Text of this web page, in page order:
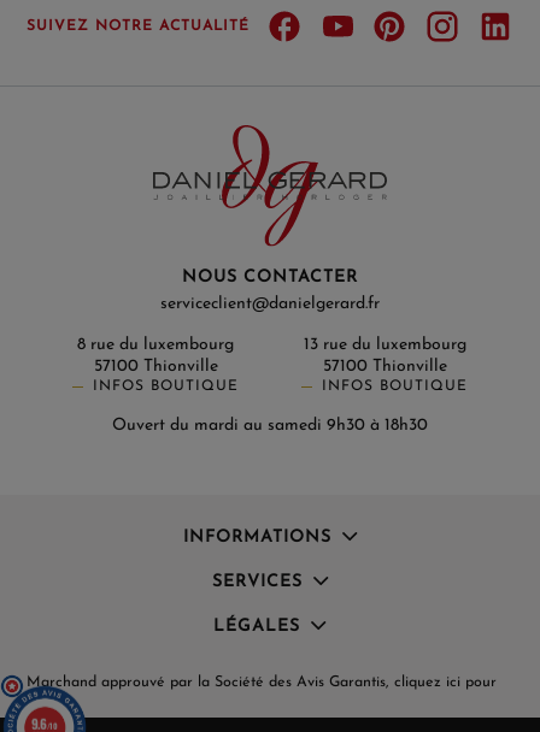
SUIVEZ NOTRE ACTUALITÉ
NOUS CONTACTER
serviceclient@danielgerard.fr
8 rue du luxembourg
57100 Thionville
INFOS BOUTIQUE
13 rue du luxembourg
57100 Thionville
INFOS BOUTIQUE
Ouvert du mardi au samedi 9h30 à 18h30
INFORMATIONS
SERVICES
LÉGALES
Marchand approuvé par la Société des Avis Garantis, cliquez ici pour
vérifier.
9.6/10